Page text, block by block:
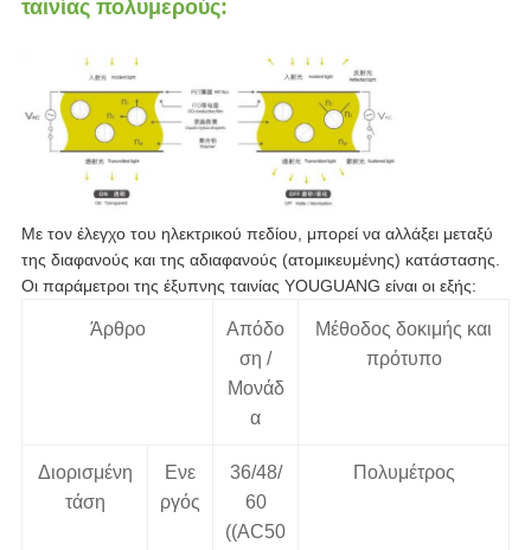
ταινίας πολυμερούς:
Με τον έλεγχο του ηλεκτρικού πεδίου, μπορεί να αλλάξει μεταξύ
της διαφανούς και της αδιαφανούς (ατομικευμένης) κατάστασης.
Οι παράμετροι της έξυπνης ταινίας YOUGUANG είναι οι εξής:
Άρθρο
Απόδο
ση /
Μονάδ
α
Μέθοδος δοκιμής και
πρότυπο
Διορισμένη
τάση
Ενε
ργός
36/48/
60
((AC50
Πολυμέτρος